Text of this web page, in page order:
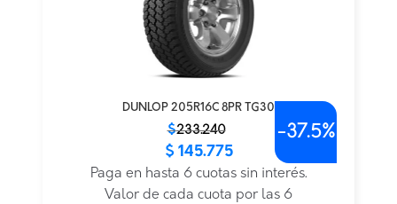
DUNLOP 205R16C 8PR TG30
$233.240
original
actual
$ 145.775
Paga en hasta 6 cuotas sin interés.
Valor de cada cuota por las 6
-37.5%